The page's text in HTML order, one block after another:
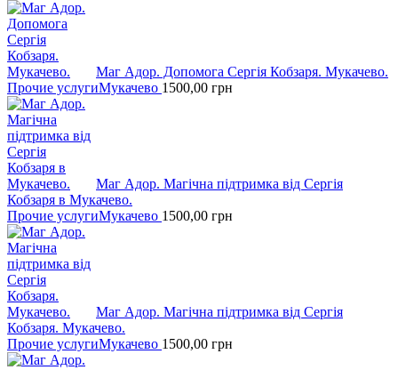
Маг Адор. Допомога Сергія Кобзаря. Мукачево.
Прочие услугиМукачево 1500,00 грн
Маг Адор. Магічна підтримка від Сергія
Кобзаря в Мукачево.
Прочие услугиМукачево 1500,00 грн
Маг Адор. Магічна підтримка від Сергія
Кобзаря. Мукачево.
Прочие услугиМукачево 1500,00 грн